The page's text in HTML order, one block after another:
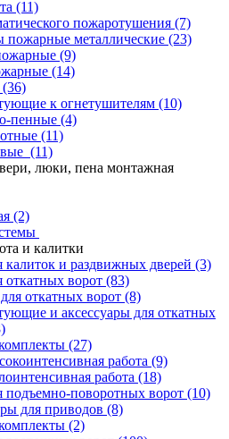
(11)
пожаротушения (7)
металлические (23)
(9)
(14)
(36)
к огнетушителям (10)
пенные (4)
(11)
(11)
люки, пена монтажная
(2)
и калитки
калиток и раздвижных дверей (3)
откатных ворот (83)
откатных ворот (8)
и аксессуары для откатных
(27)
работа (9)
работа (18)
подъемно-поворотных ворот (10)
для приводов (8)
(2)